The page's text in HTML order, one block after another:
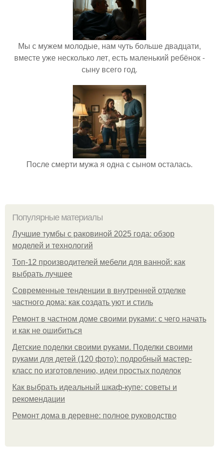
Мы с мужем молодые, нам чуть больше двадцати,
вместе уже несколько лет, есть маленький ребёнок -
сыну всего год.
После смерти мужа я одна с сыном осталась.
Популярные материалы
Лучшие тумбы с раковиной 2025 года: обзор
моделей и технологий
Топ-12 производителей мебели для ванной: как
выбрать лучшее
Современные тенденции в внутренней отделке
частного дома: как создать уют и стиль
Ремонт в частном доме своими руками: с чего начать
и как не ошибиться
Детские поделки своими руками. Поделки своими
руками для детей (120 фото): подробный мастер-
класс по изготовлению, идеи простых поделок
Как выбрать идеальный шкаф-купе: советы и
рекомендации
Ремонт дома в деревне: полное руководство